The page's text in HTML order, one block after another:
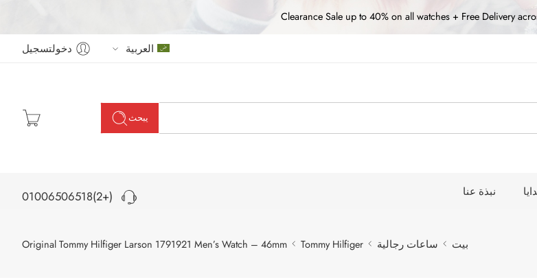
Clearance Sale up to 40% on all watches + Free Delivery
العربية دخولتسجيل
يبحث
نبذة عنا (+2)01006506518
بيت ساعات رجالية Tommy Hilfiger
Original Tommy Hilfiger Larson 1791921 Men’s Watch – 46mm